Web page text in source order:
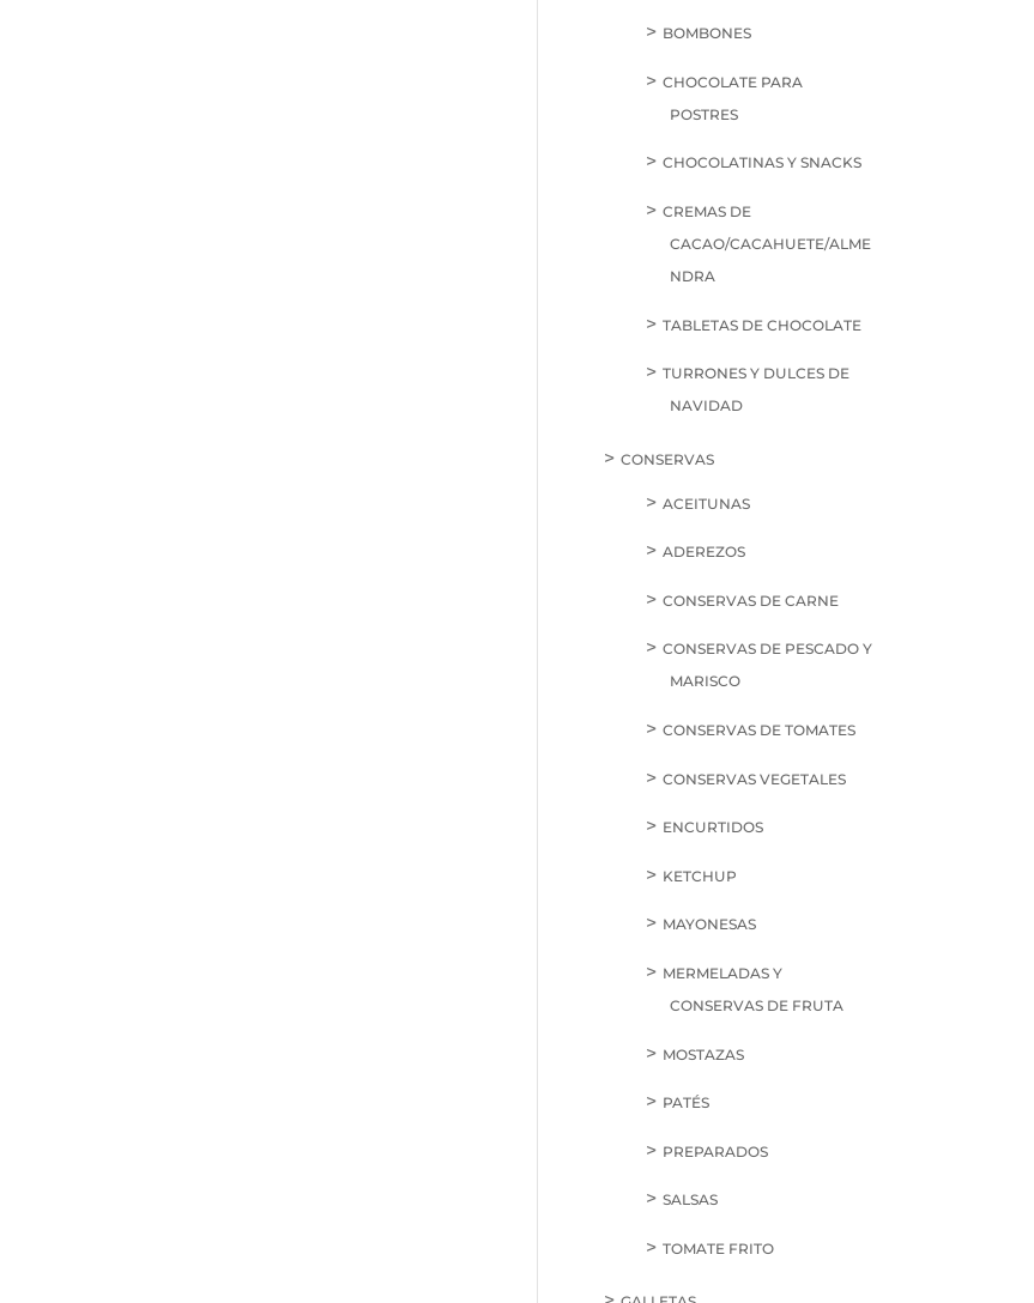
BOMBONES
CHOCOLATE PARA
POSTRES
CHOCOLATINAS Y SNACKS
CREMAS DE
CACAO/CACAHUETE/ALME
NDRA
TABLETAS DE CHOCOLATE
TURRONES Y DULCES DE
NAVIDAD
CONSERVAS
ACEITUNAS
ADEREZOS
CONSERVAS DE CARNE
CONSERVAS DE PESCADO Y
MARISCO
CONSERVAS DE TOMATES
CONSERVAS VEGETALES
ENCURTIDOS
KETCHUP
MAYONESAS
MERMELADAS Y
CONSERVAS DE FRUTA
MOSTAZAS
PATÉS
PREPARADOS
SALSAS
TOMATE FRITO